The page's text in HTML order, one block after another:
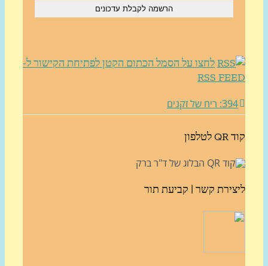
לחצו על הסמל הכתום הקטן לפתיחת הקישור ל-
RSS
קשר | קביעת תור